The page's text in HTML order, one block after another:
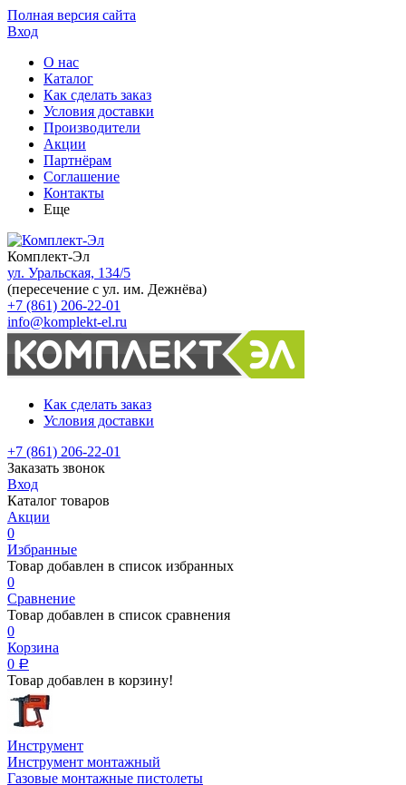
Полная версия сайта
Вход
О нас
Каталог
Как сделать заказ
Условия доставки
Производители
Акции
Партнёрам
Соглашение
Контакты
Еще
Комплект-Эл
ул. Уральская, 134/5
(пересечение с ул. им. Дежнёва)
+7 (861) 206-22-01
info@komplekt-el.ru
Как сделать заказ
Условия доставки
+7 (861) 206-22-01
Заказать звонок
Вход
Каталог товаров
Акции
0
Избранные
Товар добавлен в список избранных
0
Сравнение
Товар добавлен в список сравнения
0
Корзина
0 Р
Товар добавлен в корзину!
Инструмент
Инструмент монтажный
Газовые монтажные пистолеты